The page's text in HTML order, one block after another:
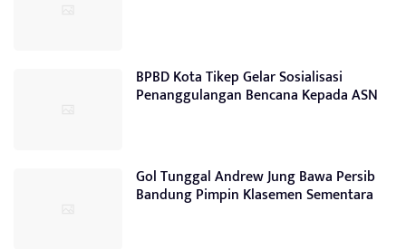
BPBD Kota Tikep Gelar Sosialisasi
Penanggulangan Bencana Kepada ASN
Gol Tunggal Andrew Jung Bawa Persib
Bandung Pimpin Klasemen Sementara